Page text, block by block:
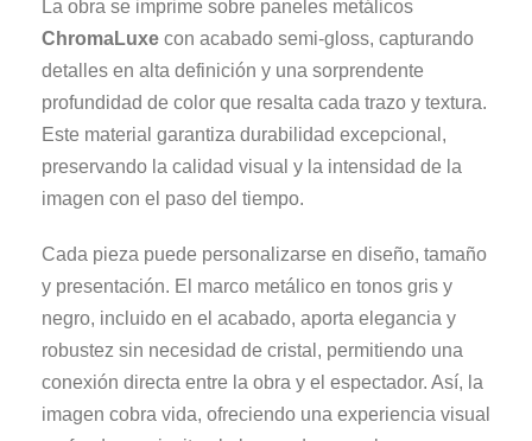
La obra se imprime sobre paneles metálicos
ChromaLuxe con acabado semi-gloss, capturando
detalles en alta definición y una sorprendente
profundidad de color que resalta cada trazo y textura.
Este material garantiza durabilidad excepcional,
preservando la calidad visual y la intensidad de la
imagen con el paso del tiempo.
Cada pieza puede personalizarse en diseño, tamaño
y presentación. El marco metálico en tonos gris y
negro, incluido en el acabado, aporta elegancia y
robustez sin necesidad de cristal, permitiendo una
conexión directa entre la obra y el espectador. Así, la
imagen cobra vida, ofreciendo una experiencia visual